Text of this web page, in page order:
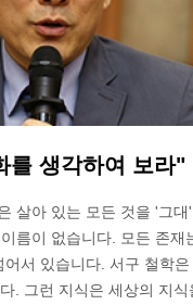
를 생각하여 보라"
살아 있는 모든 것을 '그
름이 없습니다. 모든 존재
어서 있습니다. 서구 철학
. 그런 지식은 세상의 지